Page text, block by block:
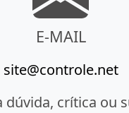
E-MAIL
site@controle.net
dúvida, crítica ou